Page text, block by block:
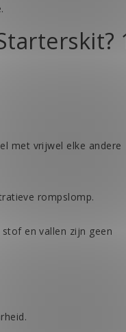
met vrijwel elke andere
rompslomp.
en vallen zijn geen